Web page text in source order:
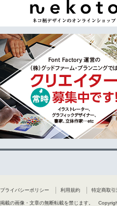
プライバシーポリシー 利用規約 特定商取
掲載の画像・文章の無断転載を禁じます。